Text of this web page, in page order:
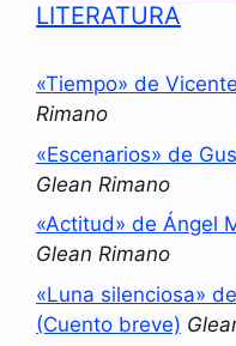
LITERATURA
«Tiempo» de
Rimano
«Escenarios» de
Glean Rimano
«Actitud» de Ángel
Glean Rimano
«Luna silenciosa»
(Cuento breve)